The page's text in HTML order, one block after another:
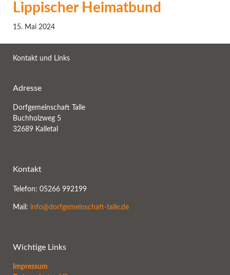
Twitter LinkedIn Google+Facebook RSS-
Feed
Lippischer Heimatbund
15. Mai 2024
Kontakt und Links
Adresse
Dorfgemeinschaft Talle
Buchholzweg 5
32689 Kalletal
Kontakt
Telefon: 05266 992199
Mail: info@dorfgemeinschaft-talle.de
Wichtige Links
Impressum